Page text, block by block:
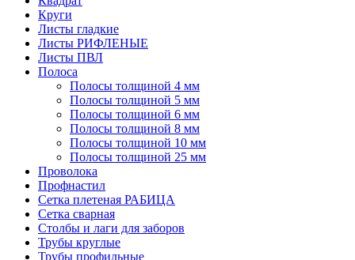
Круги
Листы гладкие
Листы РИФЛЕНЫЕ
Листы ПВЛ
Полоса
Полосы толщиной 4 мм
Полосы толщиной 5 мм
Полосы толщиной 6 мм
Полосы толщиной 8 мм
Полосы толщиной 10 мм
Полосы толщиной 25 мм
Проволока
Профнастил
Сетка плетеная РАБИЦА
Сетка сварная
Столбы и лаги для заборов
Трубы круглые
Трубы профильные